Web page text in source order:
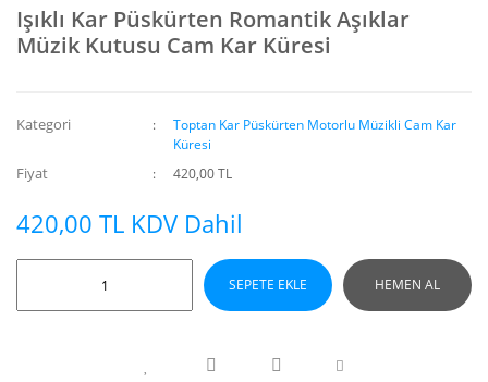
Işıklı Kar Püskürten Romantik Aşıklar
Müzik Kutusu Cam Kar Küresi
Kategori
Toptan Kar Püskürten Motorlu Müzikli Cam Kar
Küresi
Fiyat 420,00 TL
420,00 TL KDV Dahil
SEPETE EKLE HEMEN AL